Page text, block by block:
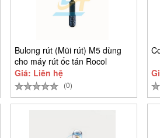
Bulong rút (Mũi rút) M5 dùng
cho máy rút ốc tán Rocol
Giá: Liên hệ
(0)